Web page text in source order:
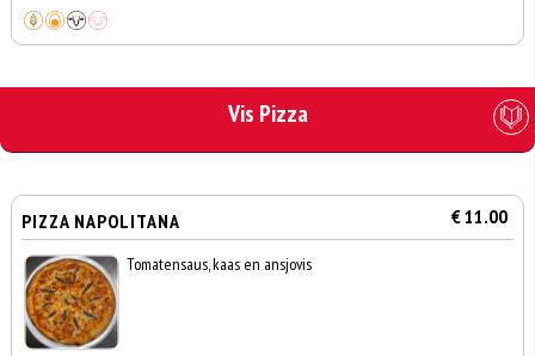
Vis Pizza
PIZZA NAPOLITANA € 11.00
Tomatensaus, kaas en ansjovis